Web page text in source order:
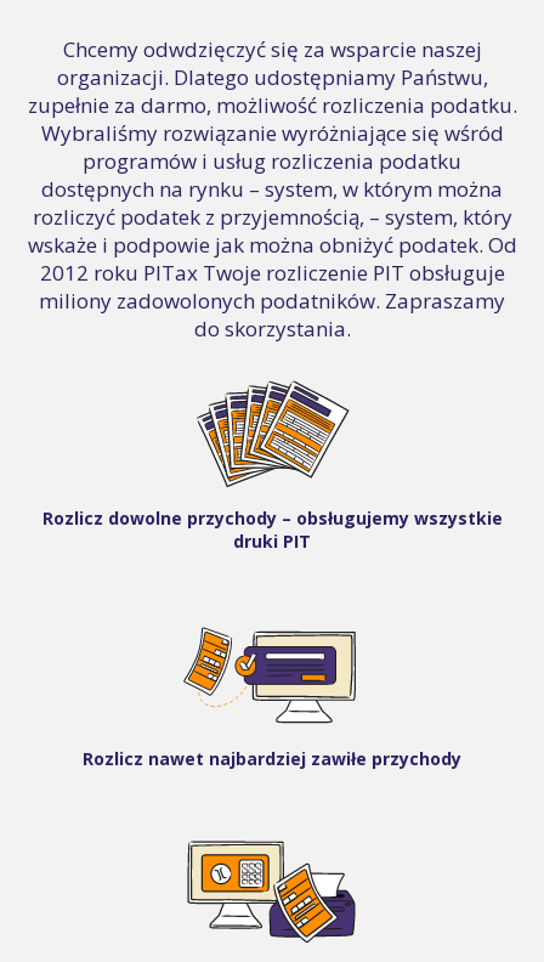
Chcemy odwdzięczyć się za wsparcie naszej
organizacji. Dlatego udostępniamy Państwu,
zupełnie za darmo, możliwość rozliczenia podatku.
Wybraliśmy rozwiązanie wyróżniające się wśród
programów i usług rozliczenia podatku
dostępnych na rynku – system, w którym można
rozliczyć podatek z przyjemnością, – system, który
wskaże i podpowie jak można obniżyć podatek. Od
2012 roku PITax Twoje rozliczenie PIT obsługuje
miliony zadowolonych podatników. Zapraszamy
do skorzystania.
Rozlicz dowolne przychody – obsługujemy wszystkie
druki PIT
Rozlicz nawet najbardziej zawiłe przychody